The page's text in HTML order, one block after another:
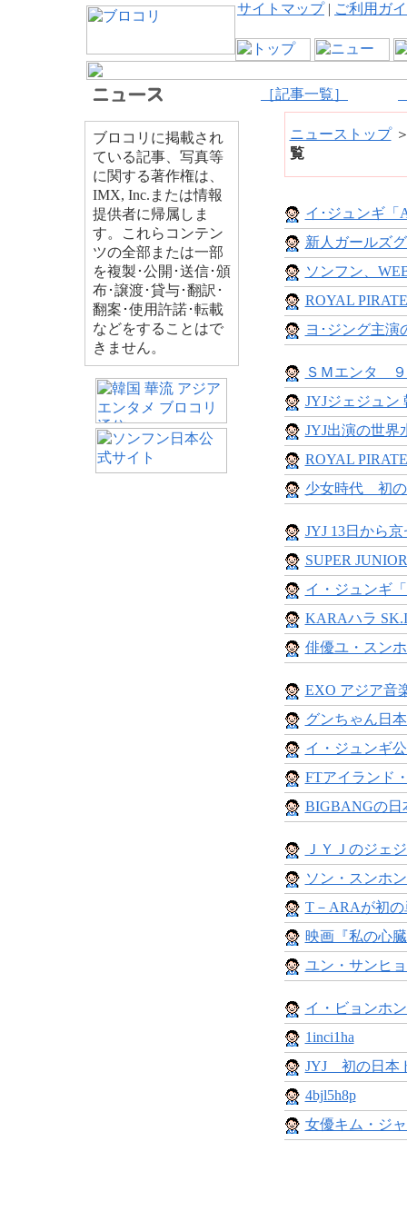
サイトマップ| ご利用ガ
［記事一覧］
ブロコリに掲載され
ている記事、写真等
に関する著作権は、
IMX, Inc.または情報
提供者に帰属しま
す。これらコンテン
ツの全部または一部
を複製･公開･送信･頒
布･譲渡･貸与･翻訳･
翻案･使用許諾･転載
などをすることはで
きません。
ニューストップ
覧
イ･ジュンギ「
新人ガールズ
ソンフン、
ROYAL
ヨ･ジング主演
ＳＭエンタ ９
JYJジェジュン
JYJ出演の世界
ROYAL
少女時代 初の
JYJ 13日から
SUPER
イ・ジュンギ
KARAハラ
俳優ユ・スン
EXO アジア音
グンちゃん日
イ・ジュンギ
FTアイランド
BIGBANGの
ＪＹＪのジェ
ソン・スンホ
T－ARAが初の
映画『私の心
ユン・サンヒ
イ・ビョンホ
1inci1ha
JYJ 初の日本
4bjl5h8p
女優キム・ジ